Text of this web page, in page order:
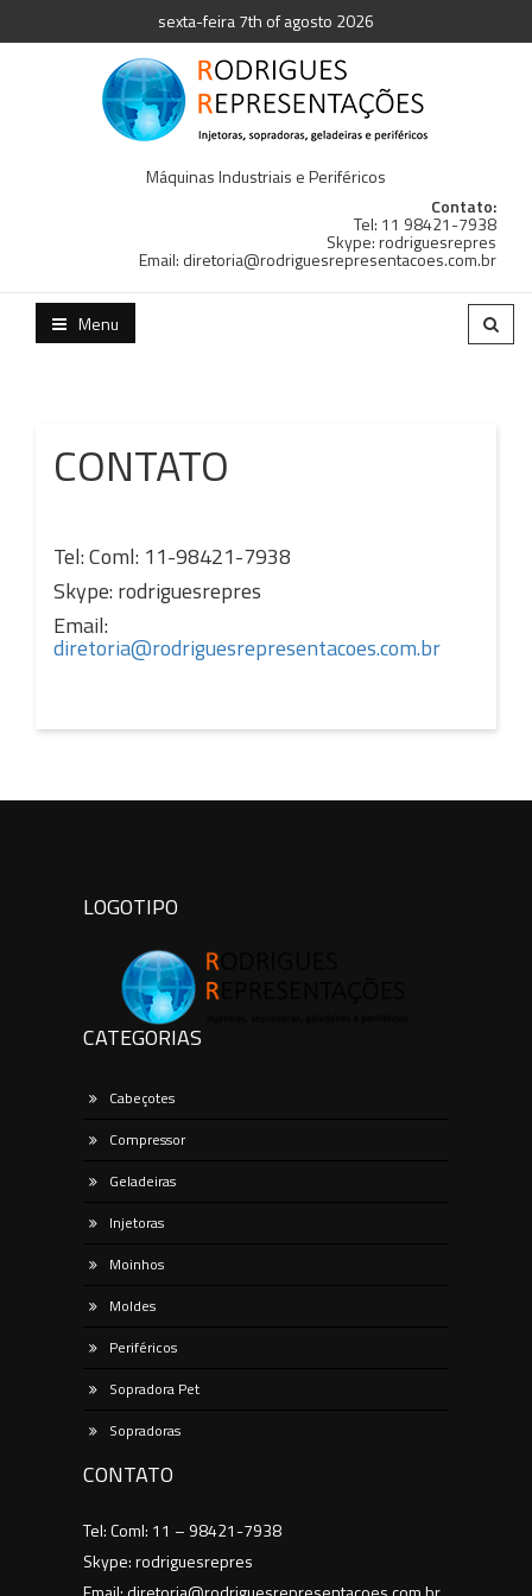
sexta-feira 7th of agosto 2026
Máquinas Industriais e Periféricos
Contato:
Tel: 11 98421-7938
Skype: rodriguesrepres
Email: diretoria@rodriguesrepresentacoes.com.br
Menu
CONTATO
Tel: Coml: 11-98421-7938
Skype: rodriguesrepres
Email:
diretoria@rodriguesrepresentacoes.com.br
LOGOTIPO
CATEGORIAS
Cabeçotes
Compressor
Geladeiras
Injetoras
Moinhos
Moldes
Periféricos
Sopradora Pet
Sopradoras
CONTATO
Tel: Coml: 11 – 98421-7938
Skype: rodriguesrepres